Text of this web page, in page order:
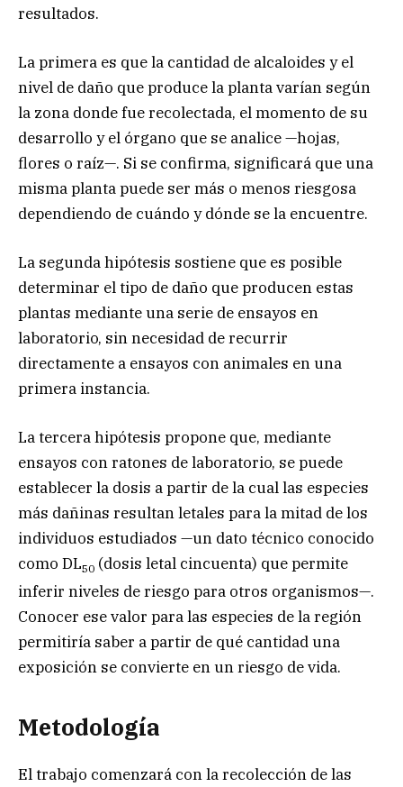
resultados.
La primera es que la cantidad de alcaloides y el
nivel de daño que produce la planta varían según
la zona donde fue recolectada, el momento de su
desarrollo y el órgano que se analice —hojas,
flores o raíz—. Si se confirma, significará que una
misma planta puede ser más o menos riesgosa
dependiendo de cuándo y dónde se la encuentre.
La segunda hipótesis sostiene que es posible
determinar el tipo de daño que producen estas
plantas mediante una serie de ensayos en
laboratorio, sin necesidad de recurrir
directamente a ensayos con animales en una
primera instancia.
La tercera hipótesis propone que, mediante
ensayos con ratones de laboratorio, se puede
establecer la dosis a partir de la cual las especies
más dañinas resultan letales para la mitad de los
individuos estudiados —un dato técnico conocido
como DL50 (dosis letal cincuenta) que permite
inferir niveles de riesgo para otros organismos—.
Conocer ese valor para las especies de la región
permitiría saber a partir de qué cantidad una
exposición se convierte en un riesgo de vida.
Metodología
El trabajo comenzará con la recolección de las